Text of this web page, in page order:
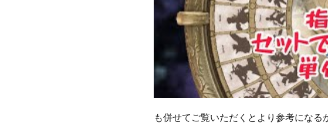
も併せてご覧いただくとより参考になる